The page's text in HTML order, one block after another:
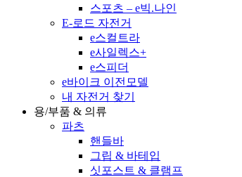
스포츠 – e빅.나인
E-로드 자전거
e스컬트라
e사일렉스+
e스피더
e바이크 이전모델
내 자전거 찾기
용/부품 & 의류
파츠
핸들바
그립 & 바테입
싯포스트 & 클램프